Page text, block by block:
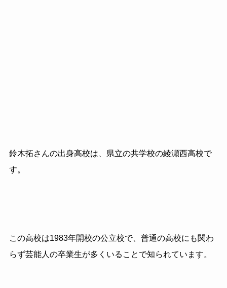
鈴木拓さんの出身高校は、県立の共学校の綾瀬西高校で
す。
この高校は1983年開校の公立校で、普通の高校にも関わ
らず芸能人の卒業生が多くいることで知られています。